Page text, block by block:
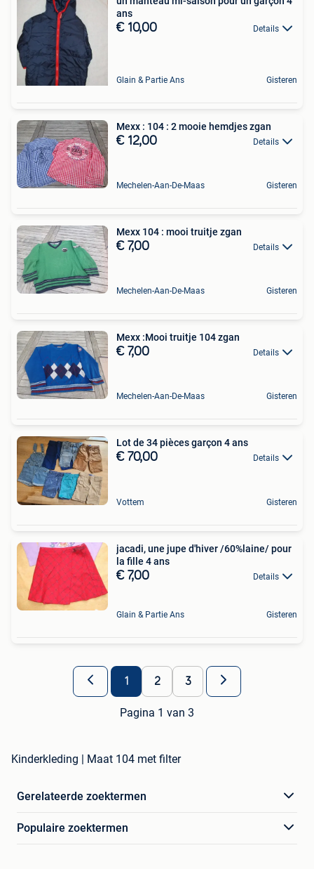
ans
€ 10,00 Details
Glain & Partie Ans Gisteren
Mexx : 104 : 2 mooie hemdjes zgan
€ 12,00 Details
Mechelen-Aan-De-Maas Gisteren
Mexx 104 : mooi truitje zgan
€ 7,00 Details
Mechelen-Aan-De-Maas Gisteren
Mexx :Mooi truitje 104 zgan
€ 7,00 Details
Mechelen-Aan-De-Maas Gisteren
Lot de 34 pièces garçon 4 ans
€ 70,00 Details
Vottem Gisteren
jacadi, une jupe d'hiver /60%laine/ pour
la fille 4 ans
€ 7,00 Details
Glain & Partie Ans Gisteren
1 2 3
Pagina 1 van 3
Kinderkleding | Maat 104 met filter
Gerelateerde zoektermen
Populaire zoektermen